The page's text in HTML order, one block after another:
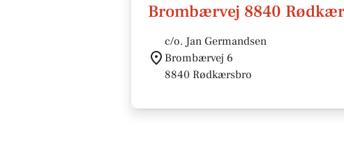
Brombærvej 8840
c/o. Jan Germandsen
Brombærvej 6
8840 Rødkærsbro